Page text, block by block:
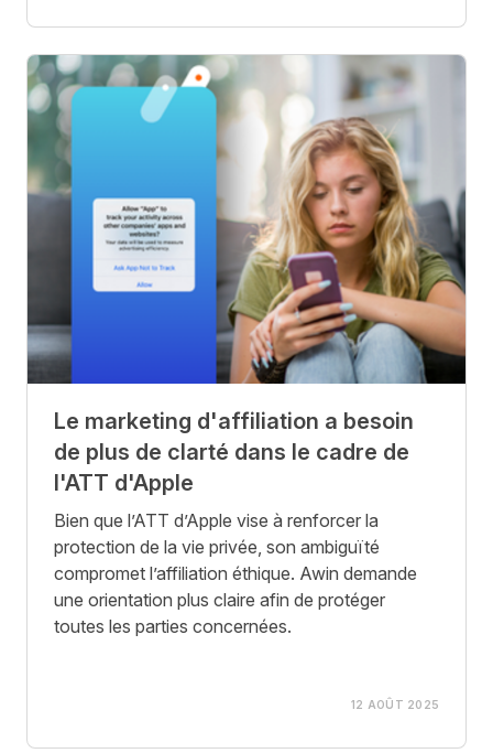
Le marketing d'affiliation a besoin
de plus de clarté dans le cadre de
l'ATT d'Apple
Bien que l’ATT d’Apple vise à renforcer la
protection de la vie privée, son ambiguïté
compromet l’affiliation éthique. Awin demande
une orientation plus claire afin de protéger
toutes les parties concernées.
12 AOÛT 2025